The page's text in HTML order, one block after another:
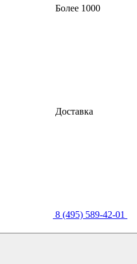
Более 1000
Доставка
8 (495) 589-42-01